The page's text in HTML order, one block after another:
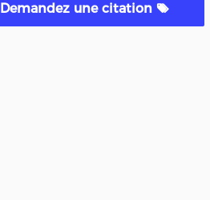
Demandez une citation